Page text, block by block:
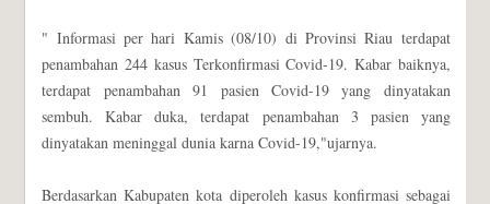
" Informasi per hari Kamis (08/10) di Provinsi Riau terdapat
penambahan 244 kasus Terkonfirmasi Covid-19. Kabar baiknya,
terdapat penambahan 91 pasien Covid-19 yang dinyatakan
sembuh. Kabar duka, terdapat penambahan 3 pasien yang
dinyatakan meninggal dunia karna Covid-19,"ujarnya.
Berdasarkan Kabupaten kota diperoleh kasus konfirmasi sebagai